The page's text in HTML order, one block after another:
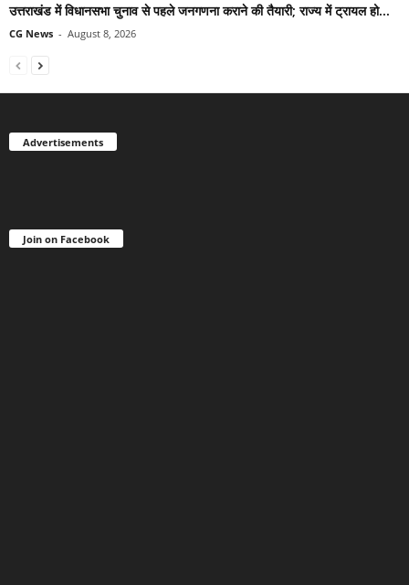
उत्तराखंड में विधानसभा चुनाव से पहले जनगणना कराने की तैयारी; राज्य में ट्रायल हो...
CG News - August 8, 2026
Advertisements
Join on Facebook